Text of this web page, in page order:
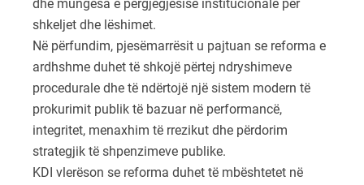
dhe mungesa e përgjegjësisë institucionale për
shkeljet dhe lëshimet.
Në përfundim, pjesëmarrësit u pajtuan se reforma e
ardhshme duhet të shkojë përtej ndryshimeve
procedurale dhe të ndërtojë një sistem modern të
prokurimit publik të bazuar në performancë,
integritet, menaxhim të rrezikut dhe përdorim
strategjik të shpenzimeve publike.
KDI vlerëson se reforma duhet të mbështetet në